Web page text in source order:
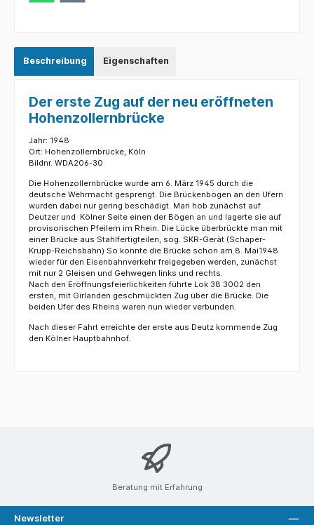
Beschreibung Eigenschaften
Der erste Zug auf der neu eröffneten
Hohenzollernbrücke
Jahr: 1948
Ort: Hohenzollernbrücke, Köln
Bildnr. WDA206-30
Die Hohenzollernbrücke wurde am 6. März 1945 durch die
deutsche Wehrmacht gesprengt. Die Brückenbögen an den Ufern
wurden dabei nur gering beschädigt. Man hob zunächst auf
Deutzer und Kölner Seite einen der Bögen an und lagerte sie auf
provisorischen Pfeilern im Rhein. Die Lücke überbrückte man mit
einer Brücke aus Stahlfertigteilen, sog. SKR-Gerät (Schaper-
Krupp-Reichsbahn) So konnte die Brücke schon am 8. Mai1948
wieder für den Eisenbahnverkehr freigegeben werden, zunächst
mit nur 2 Gleisen und Gehwegen links und rechts.
Nach den Eröffnungsfeierlichkeiten führte Lok 38 3002 den
ersten, mit Girlanden geschmückten Zug über die Brücke. Die
beiden Ufer des Rheins waren nun wieder verbunden.
Nach dieser Fahrt erreichte der erste aus Deutz kommende Zug
den Kölner Hauptbahnhof.
Beratung mit Erfahrung
Newsletter